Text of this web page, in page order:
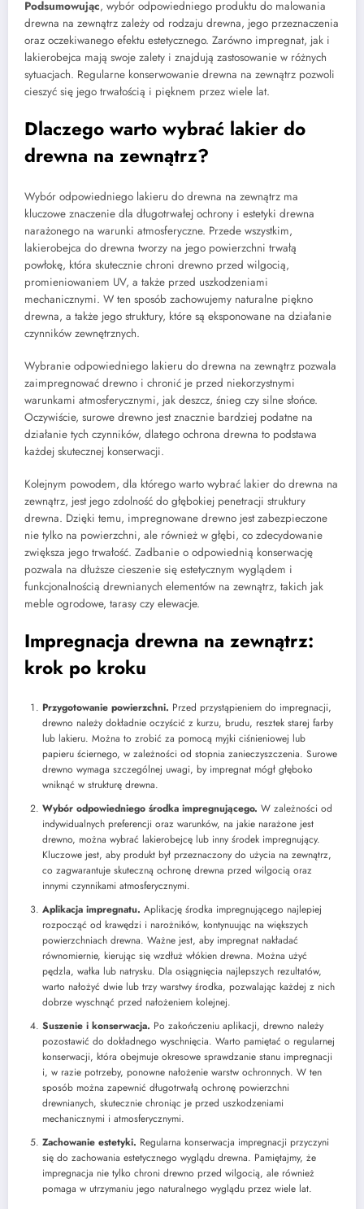
Podsumowując, wybór odpowiedniego produktu do malowania
drewna na zewnątrz zależy od rodzaju drewna, jego przeznaczenia
oraz oczekiwanego efektu estetycznego. Zarówno impregnat, jak i
lakierobejca mają swoje zalety i znajdują zastosowanie w różnych
sytuacjach. Regularne konserwowanie drewna na zewnątrz pozwoli
cieszyć się jego trwałością i pięknem przez wiele lat.
Dlaczego warto wybrać lakier do
drewna na zewnątrz?
Wybór odpowiedniego lakieru do drewna na zewnątrz ma
kluczowe znaczenie dla długotrwałej ochrony i estetyki drewna
narażonego na warunki atmosferyczne. Przede wszystkim,
lakierobejca do drewna tworzy na jego powierzchni trwałą
powłokę, która skutecznie chroni drewno przed wilgocią,
promieniowaniem UV, a także przed uszkodzeniami
mechanicznymi. W ten sposób zachowujemy naturalne piękno
drewna, a także jego struktury, które są eksponowane na działanie
czynników zewnętrznych.
Wybranie odpowiedniego lakieru do drewna na zewnątrz pozwala
zaimpregnować drewno i chronić je przed niekorzystnymi
warunkami atmosferycznymi, jak deszcz, śnieg czy silne słońce.
Oczywiście, surowe drewno jest znacznie bardziej podatne na
działanie tych czynników, dlatego ochrona drewna to podstawa
każdej skutecznej konserwacji.
Kolejnym powodem, dla którego warto wybrać lakier do drewna na
zewnątrz, jest jego zdolność do głębokiej penetracji struktury
drewna. Dzięki temu, impregnowane drewno jest zabezpieczone
nie tylko na powierzchni, ale również w głębi, co zdecydowanie
zwiększa jego trwałość. Zadbanie o odpowiednią konserwację
pozwala na dłuższe cieszenie się estetycznym wyglądem i
funkcjonalnością drewnianych elementów na zewnątrz, takich jak
meble ogrodowe, tarasy czy elewacje.
Impregnacja drewna na zewnątrz:
krok po kroku
Przygotowanie powierzchni. Przed przystąpieniem do impregnacji,
drewno należy dokładnie oczyścić z kurzu, brudu, resztek starej farby
lub lakieru. Można to zrobić za pomocą myjki ciśnieniowej lub
papieru ściernego, w zależności od stopnia zanieczyszczenia. Surowe
drewno wymaga szczególnej uwagi, by impregnat mógł głęboko
wniknąć w strukturę drewna.
Wybór odpowiedniego środka impregnującego. W zależności od
indywidualnych preferencji oraz warunków, na jakie narażone jest
drewno, można wybrać lakierobejcę lub inny środek impregnujący.
Kluczowe jest, aby produkt był przeznaczony do użycia na zewnątrz,
co zagwarantuje skuteczną ochronę drewna przed wilgocią oraz
innymi czynnikami atmosferycznymi.
Aplikacja impregnatu. Aplikację środka impregnującego najlepiej
rozpocząć od krawędzi i narożników, kontynuując na większych
powierzchniach drewna. Ważne jest, aby impregnat nakładać
równomiernie, kierując się wzdłuż włókien drewna. Można użyć
pędzla, wałka lub natrysku. Dla osiągnięcia najlepszych rezultatów,
warto nałożyć dwie lub trzy warstwy środka, pozwalając każdej z nich
dobrze wyschnąć przed nałożeniem kolejnej.
Suszenie i konserwacja. Po zakończeniu aplikacji, drewno należy
pozostawić do dokładnego wyschnięcia. Warto pamiętać o regularnej
konserwacji, która obejmuje okresowe sprawdzanie stanu impregnacji
i, w razie potrzeby, ponowne nałożenie warstw ochronnych. W ten
sposób można zapewnić długotrwałą ochronę powierzchni
drewnianych, skutecznie chroniąc je przed uszkodzeniami
mechanicznymi i atmosferycznymi.
Zachowanie estetyki. Regularna konserwacja impregnacji przyczyni
się do zachowania estetycznego wyglądu drewna. Pamiętajmy, że
impregnacja nie tylko chroni drewno przed wilgocią, ale również
pomaga w utrzymaniu jego naturalnego wyglądu przez wiele lat.